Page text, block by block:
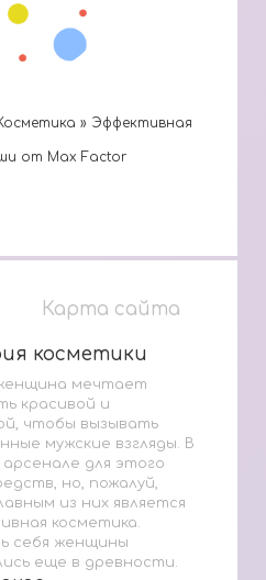
» Эффективная
от Max Factor
Карта сайта
косметики
косметики
мечтает
красивой и
чтобы вызывать
мужские взгляды. В
для этого
но, пожалуй,
из них является
косметика.
себя женщины
еще в древности.